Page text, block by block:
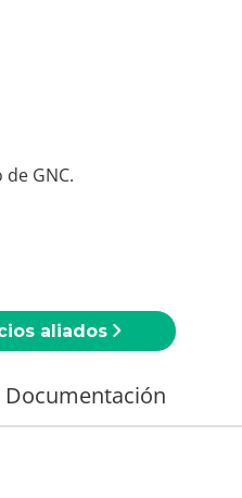
GNC.
aliados
Documentación